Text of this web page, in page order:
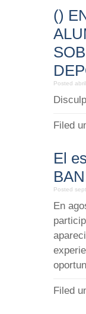
()
Posted
Filed
El
Posted
En
Filed